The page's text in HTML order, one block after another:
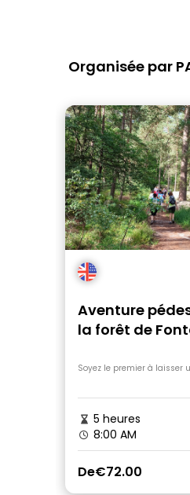
Organisée par
Aventure
la forêt de
Soyez le premier à laisser
5 heures
8:00 AM
De€72.00